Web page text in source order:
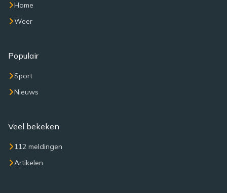
Home
Weer
Populair
Sport
Nieuws
Veel bekeken
112 meldingen
Artikelen